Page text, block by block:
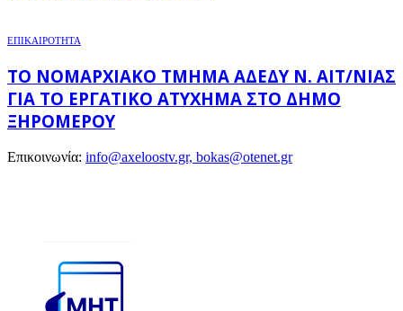
ΕΠΙΚΑΙΡΟΤΗΤΑ
ΤΟ ΝΟΜΑΡΧΙΑΚΌ ΤΜΉΜΑ ΑΔΕΔΥ Ν. ΑΙΤ/ΝΊΑΣ
ΓΙΑ ΤΟ ΕΡΓΑΤΙΚΌ ΑΤΎΧΗΜΑ ΣΤΟ ΔΉΜΟ
ΞΗΡΟΜΈΡΟΥ
Επικοινωνία: info@axeloostv.gr, bokas@otenet.gr